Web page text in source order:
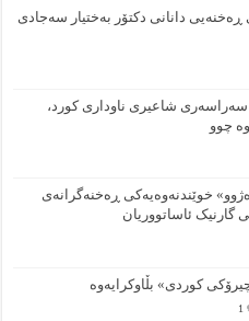
دانانی دکتۆر بەختیار سەجادی
شاعیری‌ ناوداری کورد،
چوو
خوێندنەوەیەکی ڕەخنەگرانەی
گارنیک ئاساتووریان
کوردی» بڵاوکرایەوە
1